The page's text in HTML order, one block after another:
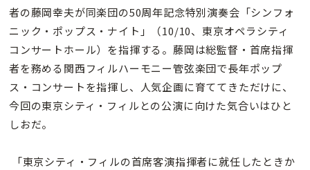
者の藤岡幸夫が同楽団の50周年記念特別演奏会「シンフォ
ニック・ポップス・ナイト」（10/10、東京オペラシティ
コンサートホール）を指揮する。藤岡は総監督・首席指揮
者を務める関西フィルハーモニー管弦楽団で長年ポップ
ス・コンサートを指揮し、人気企画に育ててきただけに、
今回の東京シティ・フィルとの公演に向けた気合いはひと
しおだ。
「東京シティ・フィルの首席客演指揮者に就任したときか